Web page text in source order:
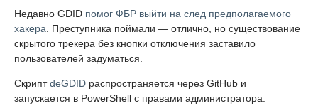
Недавно GDID помог ФБР выйти на след предполагаемого
хакера . Преступника поймали — отлично, но существование
скрытого трекера без кнопки отключения заставило
пользователей задуматься.
СкриптdeGDID распространяется через GitHub и
запускается в PowerShell с правами администратора.